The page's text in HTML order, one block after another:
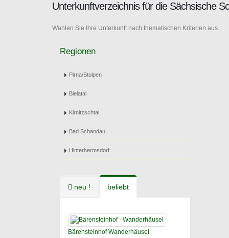
Unterkunftverzeichnis für die Sächsische
Wählen Sie Ihre Unterkunft nach thematischen Kriterien aus.
Regionen
Pirna/Stolpen
Bielatal
Kirnitzschtal
Bad Schandau
Hinterhermsdorf
neu ! beliebt
Bärensteinhof Wanderhäusel